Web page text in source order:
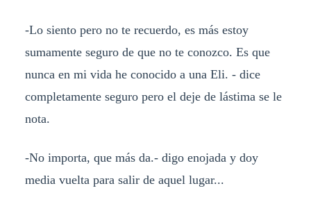
-Lo siento pero no te recuerdo, es más estoy
sumamente seguro de que no te conozco. Es que
nunca en mi vida he conocido a una Eli. - dice
completamente seguro pero el deje de lástima se le
nota.
-No importa, que más da.- digo enojada y doy
media vuelta para salir de aquel lugar...